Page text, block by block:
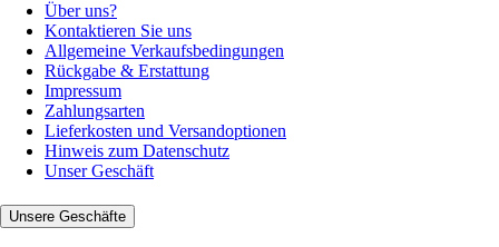
Über uns?
Kontaktieren Sie uns
Allgemeine Verkaufsbedingungen
Rückgabe & Erstattung
Impressum
Zahlungsarten
Lieferkosten und Versandoptionen
Hinweis zum Datenschutz
Unser Geschäft
Unsere Geschäfte